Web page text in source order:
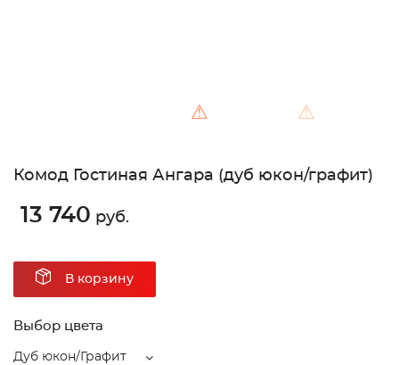
⚠ ⚠
Комод Гостиная Ангара (дуб юкон/графит)
13 740 руб.
В корзину
Выбор цвета
Дуб юкон/Графит